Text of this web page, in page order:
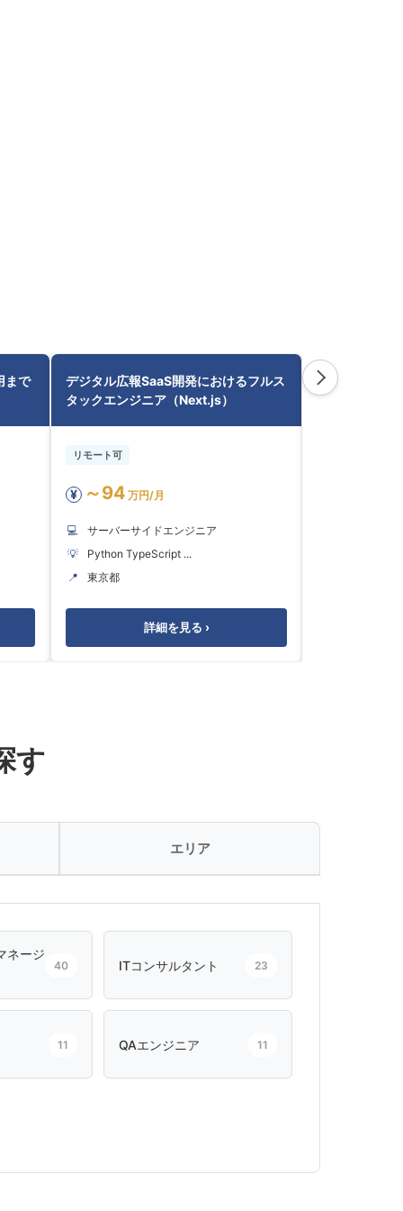
まで
デジタル広報SaaS開発におけるフルス
タックエンジニア（Next.js）
リモート可
¥ ～94 万円/月
💻
サーバーサイドエンジニア
💡
Python TypeScript ...
📍
東京都
詳細を見る ›
AI/AWS基盤
能拡張・運用
す
エリア
ネージ
40 ITコンサルタント 23
11 QAエンジニア 11